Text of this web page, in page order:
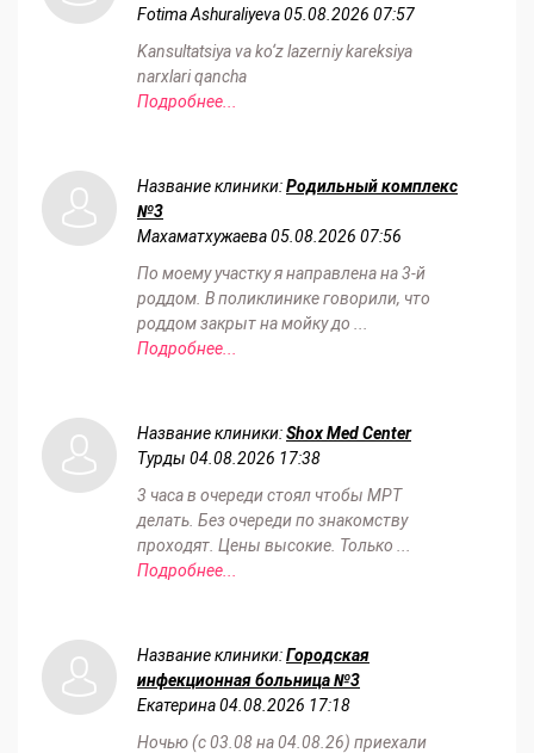
Fotima Ashuraliyeva05.08.2026 07:57
Kansultatsiya va ko‘z lazerniy kareksiya
narxlari qancha
Подробнее...
Название клиники:Родильный комплекс
№3
Махаматхужаева05.08.2026 07:56
По моему участку я направлена на 3-й
роддом. В поликлинике говорили, что
роддом закрыт на мойку до ...
Подробнее...
Название клиники:Shox Med Center
Турды 04.08.2026 17:38
3 часа в очереди стоял чтобы МРТ
делать. Без очереди по знакомству
проходят. Цены высокие. Только ...
Подробнее...
Название клиники:Городская
инфекционная больница №3
Екатерина04.08.2026 17:18
Ночью (с 03.08 на 04.08.26) приехали